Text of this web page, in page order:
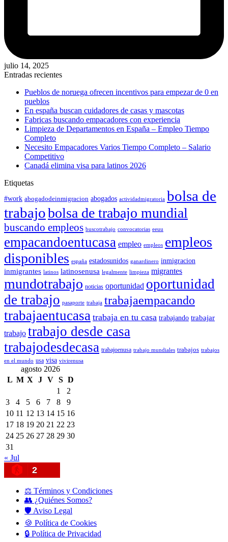
julio 14, 2025
Entradas recientes
Pueblos de noruega ofrecen incentivos para empezar de 0 en
pueblos
En españa buscan cuidadores de casas y mascotas
Fabricas buscando empacadores con experiencia
Limpieza de Departamentos en España – Empleo Tiempo
Completo
Necesito Empacadores Varios Tiempo Completo – Salario
Competitivo
Canadá elimina visa para latinos 2026
Etiquetas
#work abogadodeinmigracion abogados actividadmigratoria bolsa de
trabajobolsa de trabajo mundial
buscando empleos buscotrabajo convocatorias eeuu
empacandoentucasa empleo empleos empleos
disponibles españa estadosunidos ganardinero inmigracion
inmigrantes latinos latinosenusa legalmente limpieza migrantes
mundotrabajo noticias oportunidad oportunidad
de trabajo pasaporte trabaja trabajaempacando
trabajaentucasa trabaja en tu casa trabajando trabajar
trabajo trabajo desde casa
trabajodesdecasa trabajoenusa trabajo mundiales trabajos trabajos
en el mundo usa visa vivirenusa
agosto 2026
L M X J V S D
1
2
3
4 5 6 7 8
9
10 11 12 13 14 15 16
17 18 19 20 21 22 23
24 25 26 27 28 29 30
31
« Jul
2
⚖️ Términos y Condiciones
👥 ¿Quiénes Somos?
🛡️ Aviso Legal
🍪 Política de Cookies
🔒 Política de Privacidad